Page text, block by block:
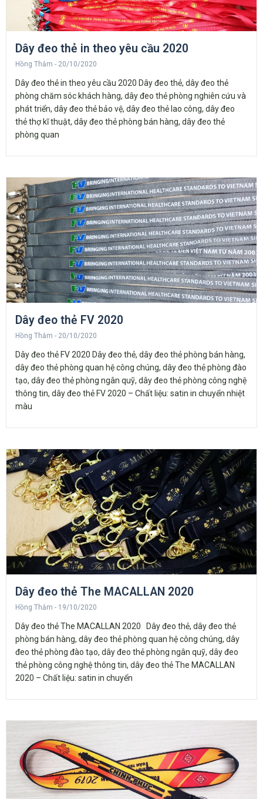
Dây đeo thẻ in theo yêu cầu 2020
Hồng Thắm 20/10/2020
Dây đeo thẻ in theo yêu cầu 2020 Dây đeo thẻ, dây đeo thẻ
phòng chăm sóc khách hàng, dây đeo thẻ phòng nghiên cứu và
phát triển, dây đeo thẻ bảo vệ, dây đeo thẻ lao công, dây đeo
thẻ thợ kĩ thuật, dây đeo thẻ phòng bán hàng, dây đeo thẻ
phòng quan
Dây đeo thẻ FV 2020
Hồng Thắm 20/10/2020
Dây đeo thẻ FV 2020 Dây đeo thẻ, dây đeo thẻ phòng bán hàng,
dây đeo thẻ phòng quan hệ công chúng, dây đeo thẻ phòng đào
tạo, dây đeo thẻ phòng ngân quỹ, dây đeo thẻ phòng công nghệ
thông tin, dây đeo thẻ FV 2020 – Chất liệu: satin in chuyển nhiệt
màu
Dây đeo thẻ The MACALLAN 2020
Hồng Thắm 19/10/2020
Dây đeo thẻ The MACALLAN 2020 Dây đeo thẻ, dây đeo thẻ
phòng bán hàng, dây đeo thẻ phòng quan hệ công chúng, dây
đeo thẻ phòng đào tạo, dây đeo thẻ phòng ngân quỹ, dây đeo
thẻ phòng công nghệ thông tin, dây đeo thẻ The MACALLAN
2020 – Chất liệu: satin in chuyển